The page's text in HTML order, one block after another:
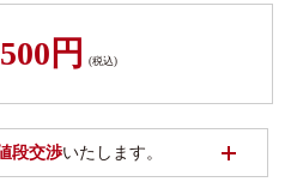
円 (税込)
段交渉いたします。